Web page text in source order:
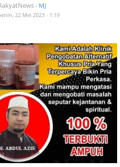
- MJ
22 Mei 2023 - 1:19